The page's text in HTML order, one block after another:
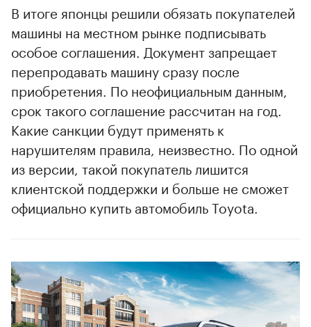
00:00 / 00:00
В итоге японцы решили обязать покупателей
машины на местном рынке подписывать
особое соглашения. Документ запрещает
перепродавать машину сразу после
приобретения. По неофициальным данным,
срок такого соглашение рассчитан на год.
Какие санкции будут применять к
нарушителям правила, неизвестно. По одной
из версии, такой покупатель лишится
клиентской поддержки и больше не сможет
официально купить автомобиль Toyota.